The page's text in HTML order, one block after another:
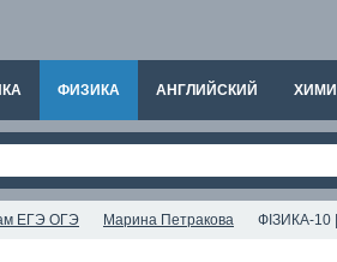
ФИЗИКА АНГЛИЙСКИЙ
ЕГЭ ОГЭ Марина Петракова ФІЗИКА-10 |